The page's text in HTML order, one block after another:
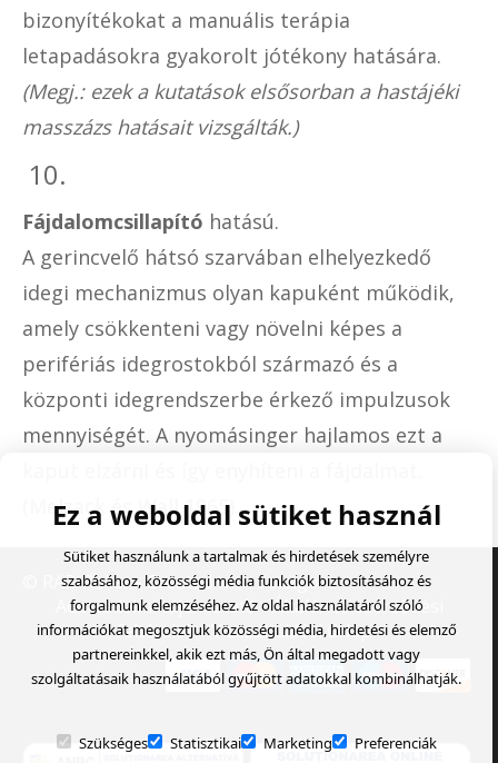
bizonyítékokat a manuális terápia
letapadásokra gyakorolt jótékony hatására.
(Megj.: ezek a kutatások elsősorban a hastájéki
masszázs hatásait vizsgálták.)
10.
Fájdalomcsillapító hatású.
A gerincvelő hátsó szarvában elhelyezkedő
idegi mechanizmus olyan kapuként működik,
amely csökkenteni vagy növelni képes a
perifériás idegrostokból származó és a
központi idegrendszerbe érkező impulzusok
mennyiségét. A nyomásinger hajlamos ezt a
(Melzack és Wall 1965).
© RAD Roller- Created withSoldigo
Adatvédelmi tájékoztató
Általános szerződési
feltételek
Visszaküldési űrlap
Ez a weboldal sütiket használ
Sütiket használunk a tartalmak és hirdetések személyre
szabásához, közösségi média funkciók biztosításához és
forgalmunk elemzéséhez. Az oldal használatáról szóló
információkat megosztjuk közösségi média, hirdetési és elemző
partnereinkkel, akik ezt más, Ön által megadott vagy
szolgáltatásaik használatából gyűjtött adatokkal kombinálhatják.
Szükséges Statisztikai Marketing Preferenciák